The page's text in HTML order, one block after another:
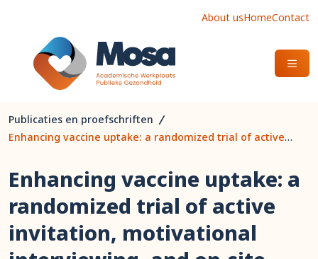
About usHomeContact
OPEN
Publicaties en proefschriften
Enhancing vaccine uptake: a randomized trial of active invitation, motivational interviewing, and on-site vaccination among hesitant parents – the MICK study
Enhancing vaccine uptake: a
randomized trial of active
invitation, motivational